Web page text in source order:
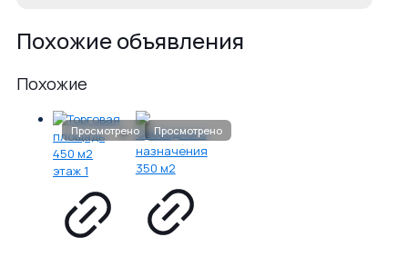
Похожие объявления
Похожие